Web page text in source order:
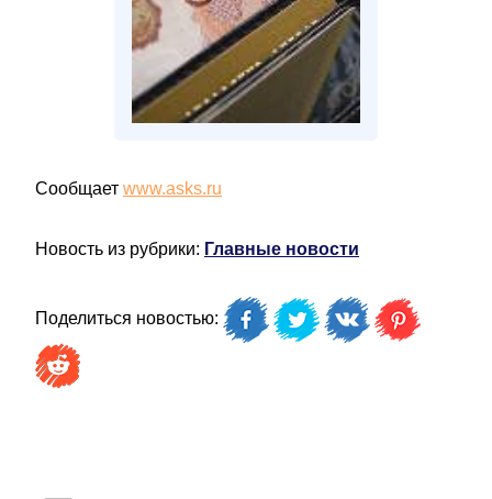
Сообщает www.asks.ru
Новость из рубрики: Главные новости
Поделиться новостью: